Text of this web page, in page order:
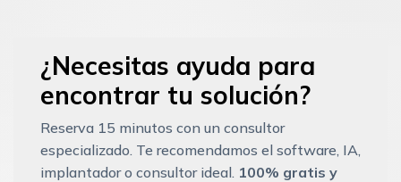
¿Necesitas ayuda para
encontrar tu solución?
Reserva 15 minutos con un consultor
especializado. Te recomendamos el software, IA,
implantador o consultor ideal. 100% gratis y